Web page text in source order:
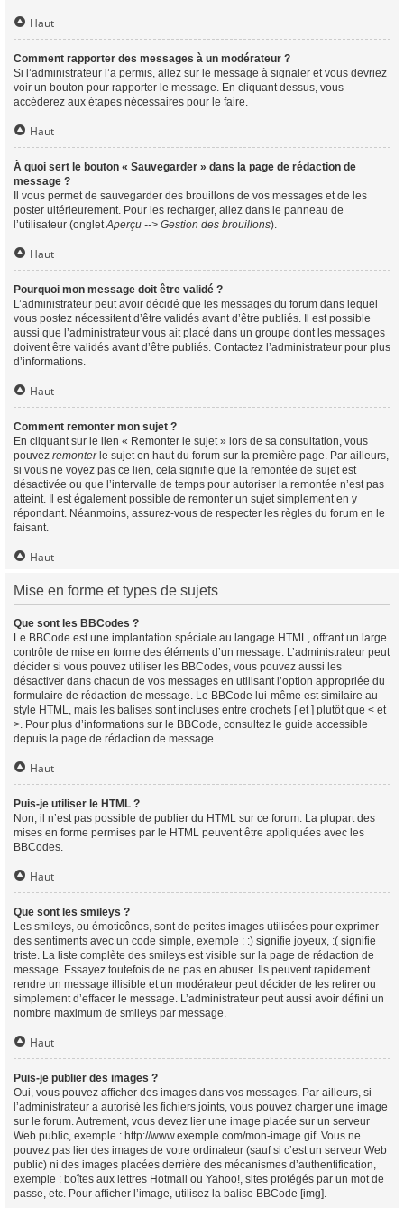
Haut
Comment rapporter des messages à un modérateur ?
Si l’administrateur l’a permis, allez sur le message à signaler et vous devriez
voir un bouton pour rapporter le message. En cliquant dessus, vous
accéderez aux étapes nécessaires pour le faire.
Haut
À quoi sert le bouton « Sauvegarder » dans la page de rédaction de
message ?
Il vous permet de sauvegarder des brouillons de vos messages et de les
poster ultérieurement. Pour les recharger, allez dans le panneau de
l’utilisateur (ongletAperçu --> Gestion des brouillons).
Haut
Pourquoi mon message doit être validé ?
L’administrateur peut avoir décidé que les messages du forum dans lequel
vous postez nécessitent d’être validés avant d’être publiés. Il est possible
aussi que l’administrateur vous ait placé dans un groupe dont les messages
doivent être validés avant d’être publiés. Contactez l’administrateur pour plus
d’informations.
Haut
Comment remonter mon sujet ?
En cliquant sur le lien « Remonter le sujet » lors de sa consultation, vous
pouvez remonterle sujet en haut du forum sur la première page. Par ailleurs,
si vous ne voyez pas ce lien, cela signifie que la remontée de sujet est
désactivée ou que l’intervalle de temps pour autoriser la remontée n’est pas
atteint. Il est également possible de remonter un sujet simplement en y
répondant. Néanmoins, assurez-vous de respecter les règles du forum en le
faisant.
Haut
Mise en forme et types de sujets
Que sont les BBCodes ?
Le BBCode est une implantation spéciale au langage HTML, offrant un large
contrôle de mise en forme des éléments d’un message. L’administrateur peut
décider si vous pouvez utiliser les BBCodes, vous pouvez aussi les
désactiver dans chacun de vos messages en utilisant l’option appropriée du
formulaire de rédaction de message. Le BBCode lui-même est similaire au
style HTML, mais les balises sont incluses entre crochets [ et ] plutôt que < et
>. Pour plus d’informations sur le BBCode, consultez le guide accessible
depuis la page de rédaction de message.
Haut
Puis-je utiliser le HTML ?
Non, il n’est pas possible de publier du HTML sur ce forum. La plupart des
mises en forme permises par le HTML peuvent être appliquées avec les
BBCodes.
Haut
Que sont les smileys ?
Les smileys, ou émoticônes, sont de petites images utilisées pour exprimer
des sentiments avec un code simple, exemple : :) signifie joyeux, :( signifie
triste. La liste complète des smileys est visible sur la page de rédaction de
message. Essayez toutefois de ne pas en abuser. Ils peuvent rapidement
rendre un message illisible et un modérateur peut décider de les retirer ou
simplement d’effacer le message. L’administrateur peut aussi avoir défini un
nombre maximum de smileys par message.
Haut
Puis-je publier des images ?
Oui, vous pouvez afficher des images dans vos messages. Par ailleurs, si
l’administrateur a autorisé les fichiers joints, vous pouvez charger une image
sur le forum. Autrement, vous devez lier une image placée sur un serveur
Web public, exemple : http://www.exemple.com/mon-image.gif. Vous ne
pouvez pas lier des images de votre ordinateur (sauf si c’est un serveur Web
public) ni des images placées derrière des mécanismes d’authentification,
exemple : boîtes aux lettres Hotmail ou Yahoo!, sites protégés par un mot de
passe, etc. Pour afficher l’image, utilisez la balise BBCode [img].